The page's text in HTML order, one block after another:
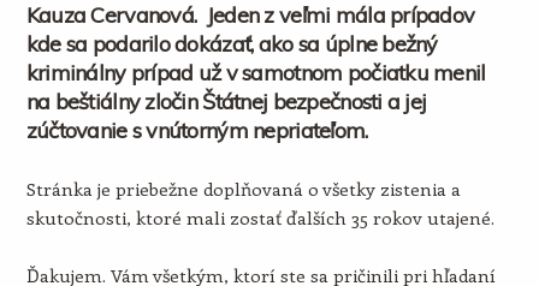
Kauza Cervanová. Jeden z veľmi mála prípadov
kde sa podarilo dokázať, ako sa úplne bežný
kriminálny prípad už v samotnom počiatku menil
na beštiálny zločin Štátnej bezpečnosti a jej
zúčtovanie s vnútorným nepriateľom.
Stránka je priebežne doplňovaná o všetky zistenia a
skutočnosti, ktoré mali zostať ďalších 35 rokov utajené.
Ďakujem. Vám všetkým, ktorí ste sa pričinili pri hľadaní